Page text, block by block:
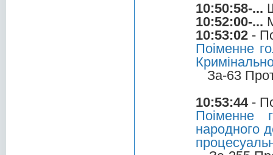
10:50:58-...
10:52:00-...
10:53:02 -
Поіменне
За-63
10:53:44-
Поіменне
народного